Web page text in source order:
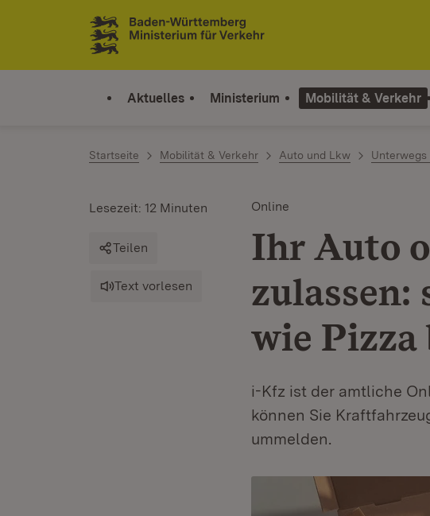
Zum Inhalt springen
Link zur Startseite
Aktuelles Ministerium Mobilität & Verkehr
Startseite Mobilität & Verkehr Auto und Lkw
Online
Ihr Auto
zulassen:
wie Pizza
i-Kfz ist der amtliche
können Sie
ummelden.
Lesezeit: 12 Minuten
Teilen
Text vorlesen